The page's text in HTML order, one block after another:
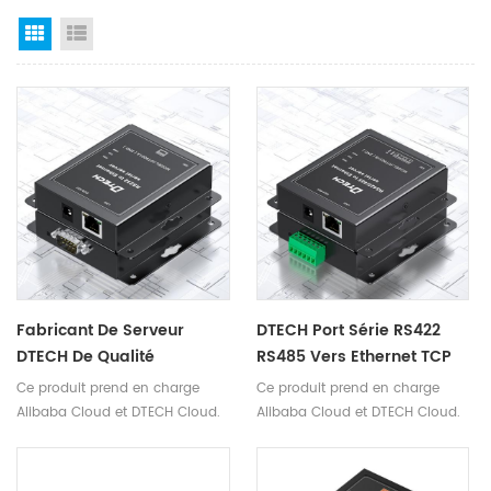
Grid View
Fabricant De Serveur
DTECH De Qualité
Industrielle RS232 RS485
Vers Serveur Série
Ce produit prend en charge
Alibaba Cloud et DTECH Cloud.
DTECH Port Série RS422
RS485 Vers Ethernet TCP
IP Convertisseur De
Serveur Série Pour
D'accès Ordinateur
Ce produit prend en charge
Alibaba Cloud et DTECH Cloud.